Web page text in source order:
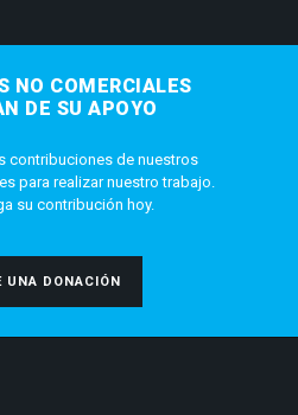
NO COMERCIALES
DE SU APOYO
contribuciones de nuestros
para realizar nuestro trabajo.
su contribución hoy.
UNA DONACIÓN